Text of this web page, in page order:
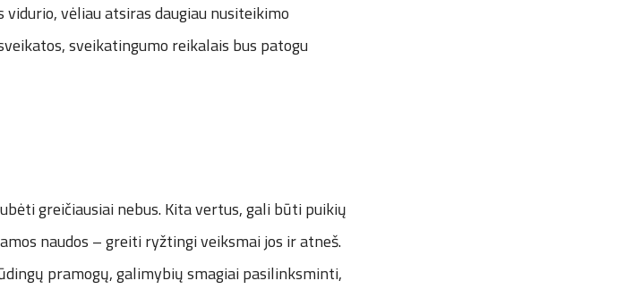
vėliau atsiras daugiau nusiteikimo
sveikatingumo reikalais bus patogu
greičiausiai nebus. Kita vertus, gali būti puikių
naudos – greiti ryžtingi veiksmai jos ir atneš.
pramogų, galimybių smagiai pasilinksminti,